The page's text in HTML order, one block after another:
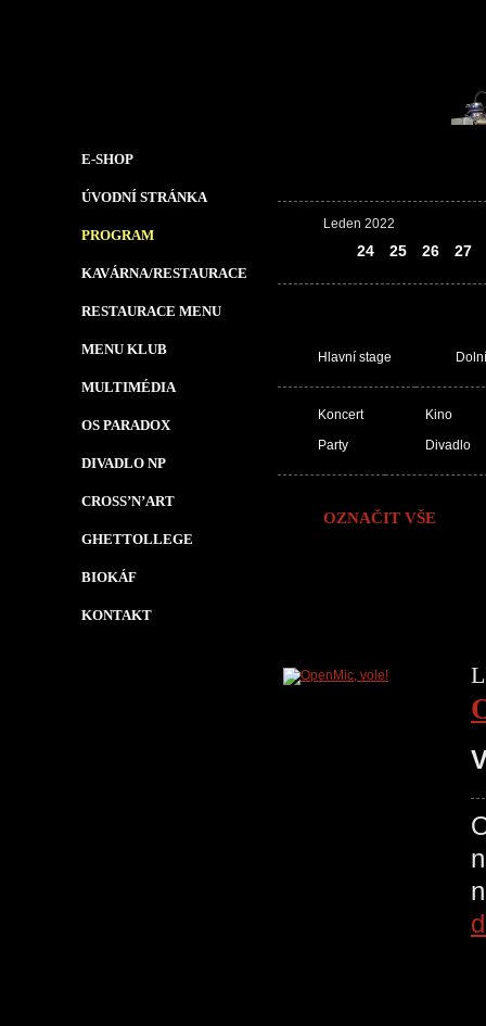
E-SHOP
ÚVODNÍ STRÁNKA
PROGRAM
KAVÁRNA/RESTAURACE
RESTAURACE MENU
MENU KLUB
MULTIMÉDIA
OS PARADOX
DIVADLO NP
CROSS’N’ART
GHETTOLLEGE
BIOKÁF
KONTAKT
Leden 2022
24 25 26 27
Hlavní stage
Koncert
Party
Kino
Divadlo
OZNAČIT VŠE